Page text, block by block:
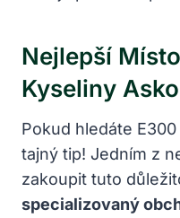
Nejlepší
Kyseliny
Pokud hledáte
tajný tip! Jedním z
zakoupit tuto
specializovaný